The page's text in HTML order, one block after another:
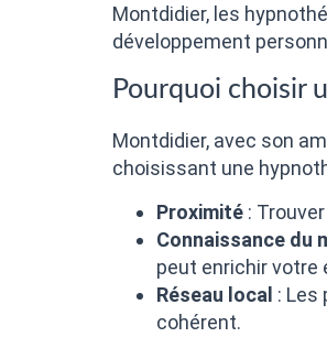
Montdidier, les
développement
Pourquoi choisir
Montdidier, avec son
choisissant une
Proximité :
Connaissance du
peut enrichir votre
Réseau local : Les
cohérent.